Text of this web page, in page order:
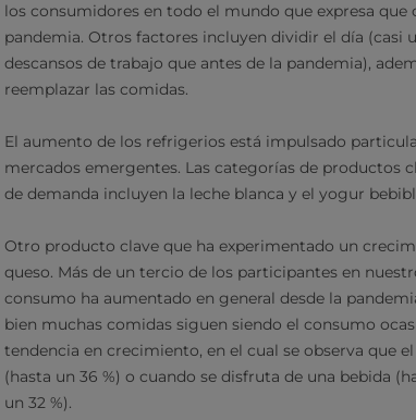
los consumidores en todo el mundo que expresa
pandemia. Otros factores incluyen dividir el día
descansos de trabajo que antes de la pandemia),
reemplazar las comidas.
El aumento de los refrigerios está impulsado
mercados emergentes. Las categorías de productos
de demanda incluyen la leche blanca y el yogur
Otro producto clave que ha experimentado un
queso. Más de un tercio de los participantes en
consumo ha aumentado en general desde la
bien muchas comidas siguen siendo el consumo
tendencia en crecimiento, en el cual se observa que
(hasta un 36 %) o cuando se disfruta de una bebida
un 32 %).